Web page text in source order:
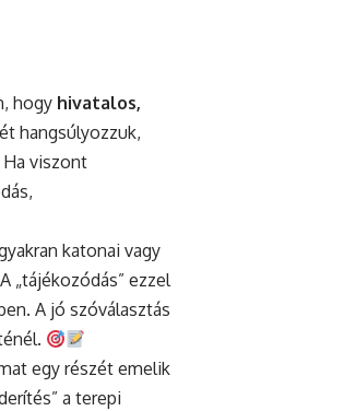
hogy hivatalos,
hangsúlyozzuk,
viszont
katonai vagy
„tájékozódás” ezzel
A jó szóválasztás
egy részét emelik
a terepi